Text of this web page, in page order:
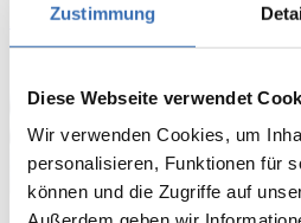
Zustimmung
Diese Webseite verwendet
Wir verwenden Cookies, um
personalisieren, Funktionen für
können und die Zugriffe auf
Zum Formular